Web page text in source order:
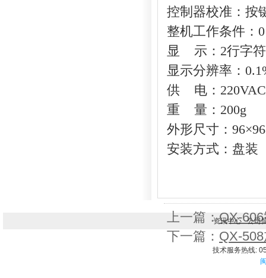
控制器校准：按
整机工作条件：
显
示： 2行字符
显示分辨率：
供
电： 220VAC
重
量： 200g
外形尺寸： 96×96
安装方式：盘装
上一篇：QX-
下一篇： QX-
资讯中心 公司
技术服务热线: